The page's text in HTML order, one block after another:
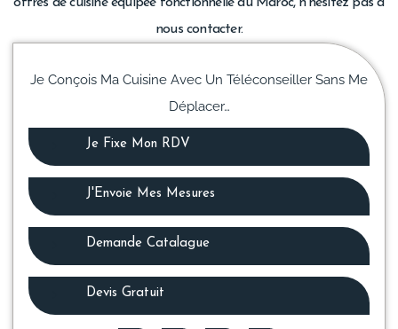
nous contacter.
Je Conçois Ma Cuisine Avec Un Téléconseiller Sans Me
Déplacer…
Je Fixe Mon RDV
J'Envoie Mes Mesures
Demande Catalague
Devis Gratuit